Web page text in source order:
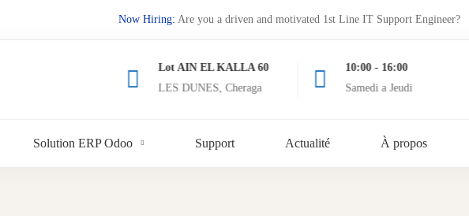
Now Hiring: Are you a driven and motivated 1st Line IT Support Engineer?
Lot AIN EL KALLA 60
LES DUNES, Cheraga
10:00 - 16:00
Samedi a Jeudi
Solution ERP Odoo Support Actualité À propos